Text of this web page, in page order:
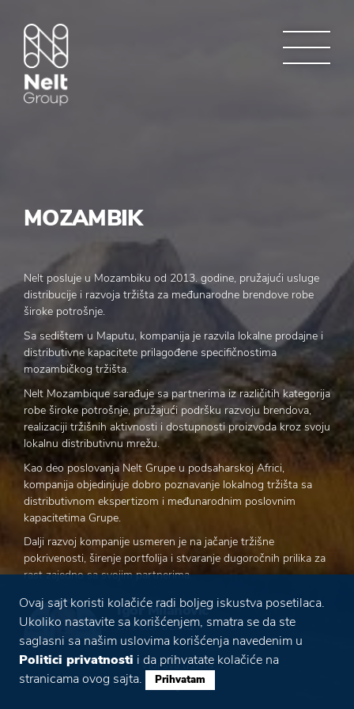
MOZAMBIK
Nelt posluje u Mozambiku od 2013. godine, pružajući usluge
distribucije i razvoja tržišta za međunarodne brendove robe
široke potrošnje.
Sa sedištem u Maputu, kompanija je razvila lokalne prodajne i
distributivne kapacitete prilagođene specifičnostima
mozambičkog tržišta.
Nelt Mozambique sarađuje sa partnerima iz različitih kategorija
robe široke potrošnje, pružajući podršku razvoju brendova,
realizaciji tržišnih aktivnosti i dostupnosti proizvoda kroz svoju
lokalnu distributivnu mrežu.
Kao deo poslovanja Nelt Grupe u podsaharskoj Africi,
kompanija objedinjuje dobro poznavanje lokalnog tržišta sa
distributivnom ekspertizom i međunarodnim poslovnim
kapacitetima Grupe.
Dalji razvoj kompanije usmeren je na jačanje tržišne
pokrivenosti, širenje portfolija i stvaranje dugoročnih prilika za
rast zajedno sa svojim partnerima.
Igor Milanović
Direktor tržišta
Vidi sva tržišta
Ovaj sajt koristi kolačiće radi boljeg iskustva posetilaca.
Ukoliko nastavite sa korišćenjem, smatra se da ste
saglasni sa našim uslovima korišćenja navedenim u
Politici privatnosti i da prihvatate kolačiće na
stranicama ovog sajta.
Prihvatam